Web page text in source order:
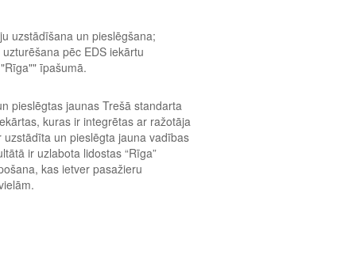
uzstādīšana un pieslēgšana;
pēc EDS iekārtu
īpašumā.
pieslēgtas jaunas Trešā standarta
kuras ir integrētas ar ražotāja
un pieslēgta jauna vadības
ir uzlabota lidostas “Rīga”
kas ietver pasažieru